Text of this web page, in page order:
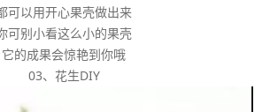
可以用开心果壳做出来
可别小看这么小的果壳
它的成果会惊艳到你哦
03、花生DIY